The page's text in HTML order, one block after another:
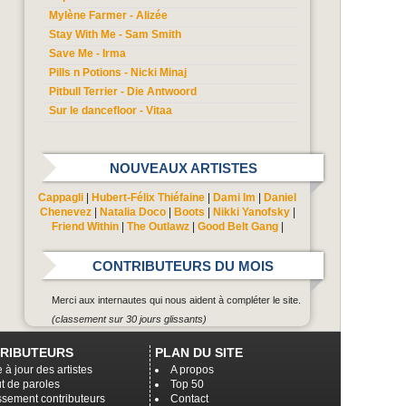
Mylène Farmer - Alizée
Stay With Me - Sam Smith
Save Me - Irma
Pills n Potions - Nicki Minaj
Pitbull Terrier - Die Antwoord
Sur le dancefloor - Vitaa
NOUVEAUX ARTISTES
Cappagli Hubert-Félix Thiéfaine Dami Im
Daniel
Chenevez| Natalia Doco| Boots Nikki Yanofsky|
Friend Within| The Outlawz| Good Belt Gang|
CONTRIBUTEURS DU MOIS
Merci aux internautes qui nous aident à compléter le site.
(classement sur 30 jours glissants)
PLAN DU SITE
A propos
Top 50
Contact
à jour des artistes
de paroles
contributeurs